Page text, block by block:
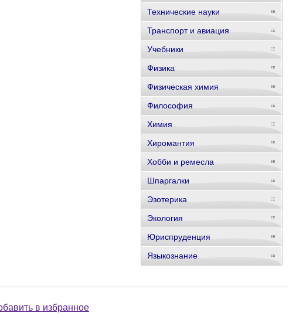
Технические науки
Транспорт и авиация
Учебники
Физика
Физическая химия
Философия
Химия
Хиромантия
Хобби и ремесла
Шпаргалки
Эзотерика
Экология
Юриспруденция
Языкознание
в избранное